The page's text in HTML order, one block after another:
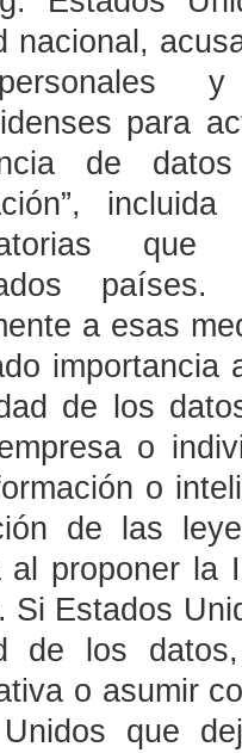
nacional,
para
de
que
a esas
de los
o
o
de las
al proponer la
Si Estados
de los
o asumir
que